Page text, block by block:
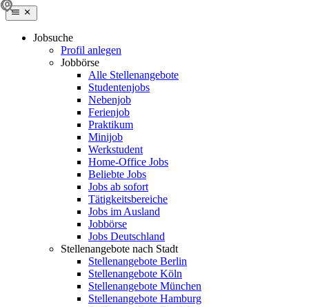
Jobsuche
Profil anlegen
Jobbörse
Alle Stellenangebote
Studentenjobs
Nebenjob
Ferienjob
Praktikum
Minijob
Werkstudent
Home-Office Jobs
Beliebte Jobs
Jobs ab sofort
Tätigkeitsbereiche
Jobs im Ausland
Jobbörse
Jobs Deutschland
Stellenangebote nach Stadt
Stellenangebote Berlin
Stellenangebote Köln
Stellenangebote München
Stellenangebote Hamburg